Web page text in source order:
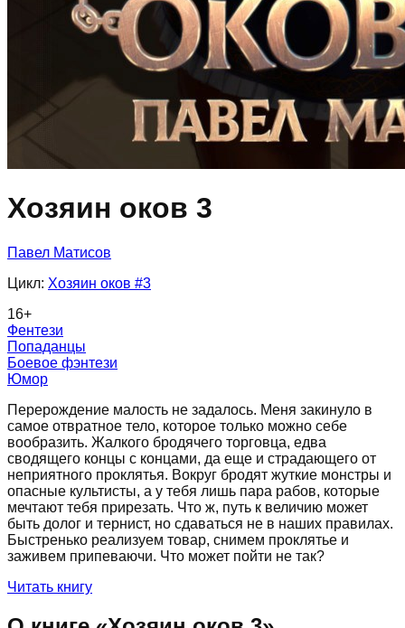
Хозяин оков 3
Павел Матисов
Цикл: Хозяин оков #3
16+
Фентези
Попаданцы
Боевое фэнтези
Юмор
Перерождение малость не задалось. Меня закинуло в
самое отвратное тело, которое только можно себе
вообразить. Жалкого бродячего торговца, едва
сводящего концы с концами, да еще и страдающего от
неприятного проклятья. Вокруг бродят жуткие монстры и
опасные культисты, а у тебя лишь пара рабов, которые
мечтают тебя прирезать. Что ж, путь к величию может
быть долог и тернист, но сдаваться не в наших правилах.
Быстренько реализуем товар, снимем проклятье и
заживем припеваючи. Что может пойти не так?
Читать книгу